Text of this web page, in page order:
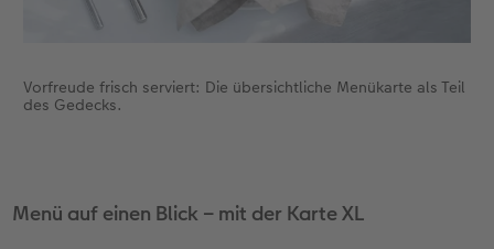
Vorfreude frisch serviert: Die übersichtliche Menükarte als Teil
des Gedecks.
Menü auf einen Blick – mit der Karte XL